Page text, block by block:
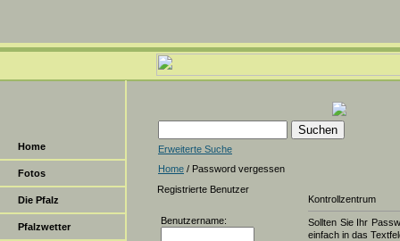
Home
Fotos
Die Pfalz
Pfalzwetter
Erweiterte Suche
Home / Password vergessen
Registrierte Benutzer
Benutzername:
Kontrollzentrum
Sollten Sie Ihr
einfach in das